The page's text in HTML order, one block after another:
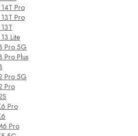
Pro
Pro
Lite
Pro 5G
Pro Plus
Pro 5G
Pro
Pro
Pro